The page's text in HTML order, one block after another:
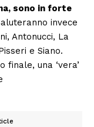
sono in forte
invece
Antonucci, La
e Siano.
finale, una ‘vera’